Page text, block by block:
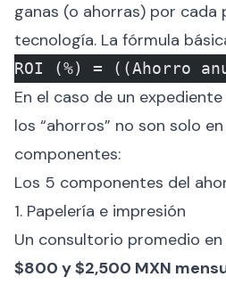
ganas (o ahorras) por cada
tecnología. La fórmula
ROI (%) = ((Ahorro
En el caso de un
los “ahorros” no son solo
componentes:
Los 5 componentes del
1. Papelería e impresión
Un consultorio promedio
$800 y $2,500 MXN